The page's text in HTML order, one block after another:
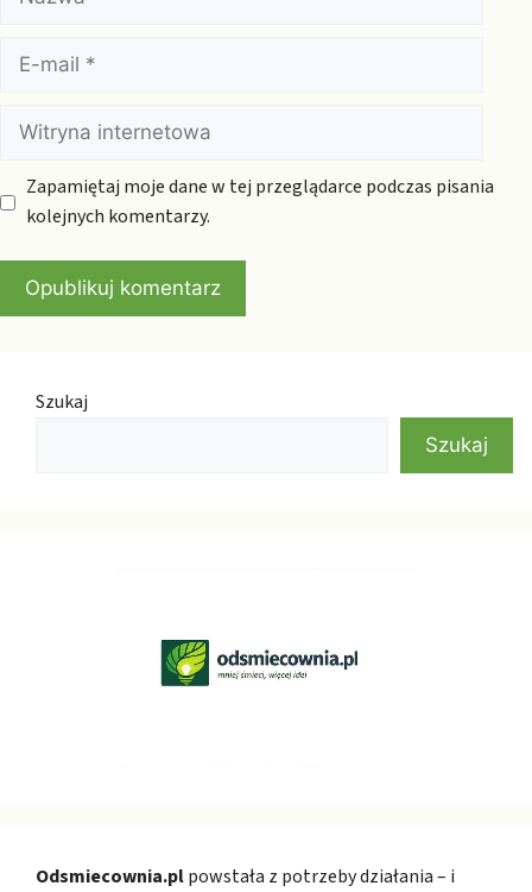
mail
Witryna
internetowa
Zapamiętaj moje dane w tej przeglądarce podczas pisania
kolejnych komentarzy.
Szukaj
Szukaj
Odsmiecownia.plpowstała z potrzeby działania – i